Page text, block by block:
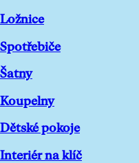
Ložnice
Spotřebiče
Šatny
Koupelny
Dětské pokoje
Interiér na klíč